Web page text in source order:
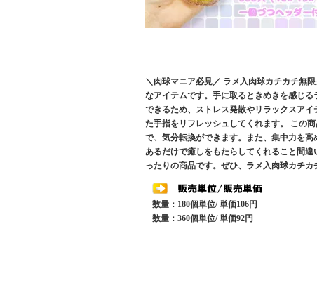
＼肉球マニア必見／ ラメ入肉球カチカチ無
なアイテムです。手に取るときめきを感じ
できるため、ストレス発散やリラックスア
た手指をリフレッシュしてくれます。 この
で、気分転換ができます。また、集中力を
あるだけで癒しをもたらしてくれること間
ったりの商品です。ぜひ、ラメ入肉球カチ
数量：180個単位/ 単価106円
数量：360個単位/ 単価92円